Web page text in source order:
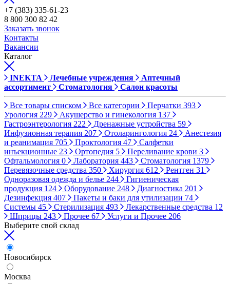
+7 (383) 335-61-23
8 800 300 82 42
Заказать звонок
Контакты
Вакансии
Каталог
INEKTA Лечебные учреждения
Аптечный
ассортимент
Стоматология Салон красоты
Все товары списком Все категории Перчатки 393
Урология 229 Акушерство и гинекология 137
Гастроэнтерология 222 Дренажные устройства 59
Инфузионная терапия 207 Отоларингология 24
Анестезия
и реанимация 705 Проктология 47
Салфетки
инъекционные 23 Ортопедия 5 Переливание крови 3
Офтальмология 0 Лаборатория 443 Стоматология 1379
Перевязочные средства 350 Хирургия 612 Рентген 31
Одноразовая одежда и белье 244
Гигиеническая
продукция 124 Оборудование 248 Диагностика 201
Дезинфекция 407 Пакеты и баки для утилизации 74
Системы 45 Стерилизация 493 Лекарственные средства 12
Шприцы 243 Прочее 67 Услуги и Прочее 206
Выберите свой склад
Новосибирск
Москва